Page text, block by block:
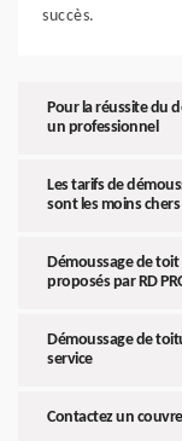
succès.
Pour la réussite du
un professionnel
Les tarifs de
sont les moins chers
Démoussage de
proposés par RD
Démoussage de
service
Contactez un